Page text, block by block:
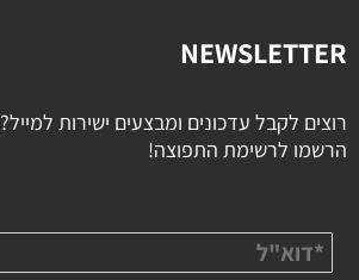
NEWSLETTER
רוצים לקבל עדכונים ומבצעים ישירות למייל?
הרשמו לרשימת התפוצה!